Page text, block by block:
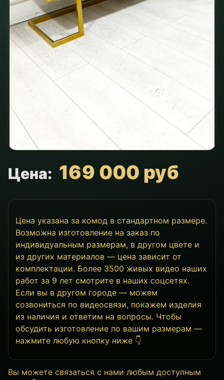
Цена: 169 000 руб
Цена указана за комод в стандартном размере.
Возможна изготовление на заказ по
индивидуальным размерам, в другом цвете и
из других материалов — цена зависит от
комплектации. Более 3500 живых видео наших
работ за 9 лет смотрите в наших соцсетях.
Если вы в другом городе — можем
созвониться по видеосвязи, покажем изделия
из наличия и ответим на вопросы. Чтобы
обсудить изготовление по вашим размерам —
нажмите любую кнопку ниже 👇
Вы можете связаться с нами любым доступным